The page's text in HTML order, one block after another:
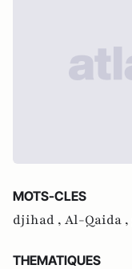
MOTS-CLES
djihad , Al-Qaida ,
THEMATIQUES